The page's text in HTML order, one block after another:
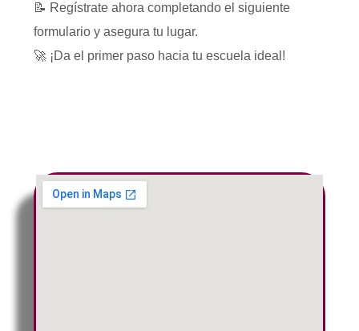
📝 Regístrate ahora completando el siguiente
formulario y asegura tu lugar.
🚀 ¡Da el primer paso hacia tu escuela ideal!